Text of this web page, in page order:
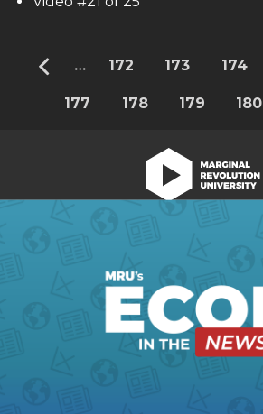
Pages
… 172 173 174
177 178 179 180
Login
Terms of Use